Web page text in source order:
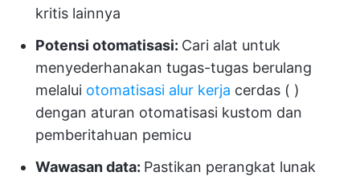
kritis lainnya
Potensi otomatisasi: Cari alat untuk
menyederhanakan tugas-tugas berulang
melalui otomatisasi alur kerja cerdas ( )
dengan aturan otomatisasi kustom dan
pemberitahuan pemicu
Wawasan data: Pastikan perangkat lunak